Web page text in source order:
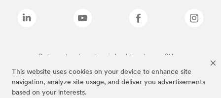
This website uses cookies on your device to enhance site
navigation, analyze site usage, and deliver you advertisements
based on your interests.
De bovenstaande merken zijn handelsmerken van 3M.we